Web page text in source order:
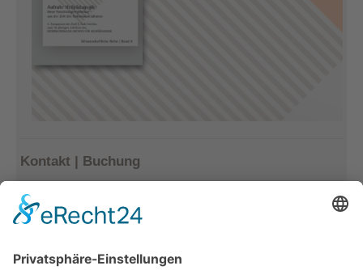
Kontakt | Buchung
Tel.: 033477–548940
info@archiv-heilpaedagogik.de